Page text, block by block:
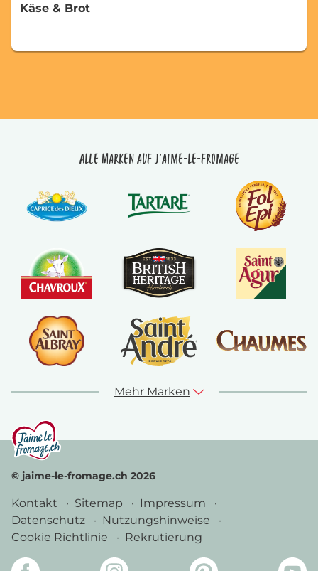
Käse & Brot
Alle Marken auf J'aime-le-fromage
Mehr Marken
© jaime-le-fromage.ch 2026
Kontakt Sitemap
Impressum
Datenschutz
Nutzungshinweise
Cookie Richtlinie
Rekrutierung